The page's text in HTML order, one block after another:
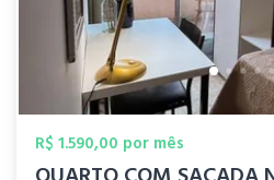
R$ 1.590,00 por mês